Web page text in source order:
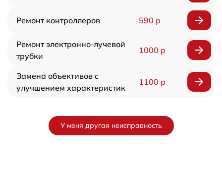
Ремонт контроллеров 590 р
Ремонт электронно-лучевой
трубки
1000 р
Замена объективов с
улучшением характеристик
1100 р
У меня другая неисправность